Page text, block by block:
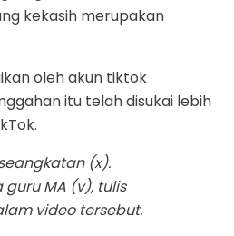
kekasih merupakan
oleh akun tiktok
itu telah disukai lebih
(x).
MA (v), tulis
video tersebut.